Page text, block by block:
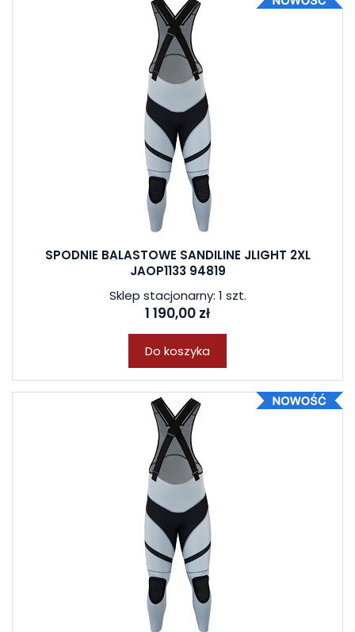
SPODNIE BALASTOWE SANDILINE JLIGHT 2XL
JAOP1133 94819
Sklep stacjonarny: 1 szt.
1 190,00 zł
Do koszyka